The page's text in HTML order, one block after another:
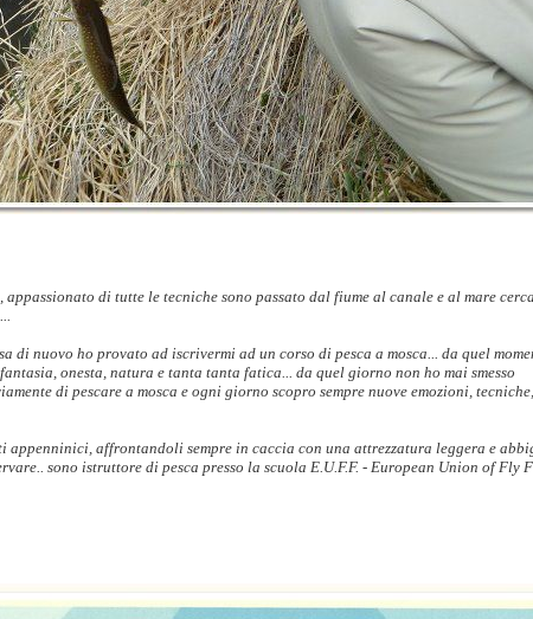
di tutte le tecniche sono passato dal fiume al canale e al mare
di nuovo ho provato ad iscrivermi ad un corso di pesca a mosca... da quel
onesta, natura e tanta tanta fatica... da quel giorno non ho mai smesso
di pescare a mosca e ogni giorno scopro sempre nuove emozioni,
appenninici, affrontandoli sempre in caccia con una attrezzatura leggera e
sono istruttore di pesca presso la scuola E.U.F.F. - European Union of Fly